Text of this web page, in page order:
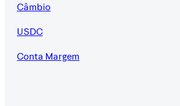
Câmbio
USDC
Conta Margem